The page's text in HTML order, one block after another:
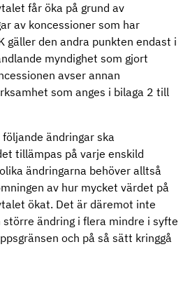
får öka på grund av
av koncessioner som har
gäller den andra punkten endast i
myndighet som gjort
avser annan
som anges i bilaga 2 till
ändringar ska
tillämpas på varje enskild
ändringarna behöver alltså
av hur mycket värdet på
ökat. Det är däremot inte
ändring i flera mindre i syfte
och på så sätt kringgå